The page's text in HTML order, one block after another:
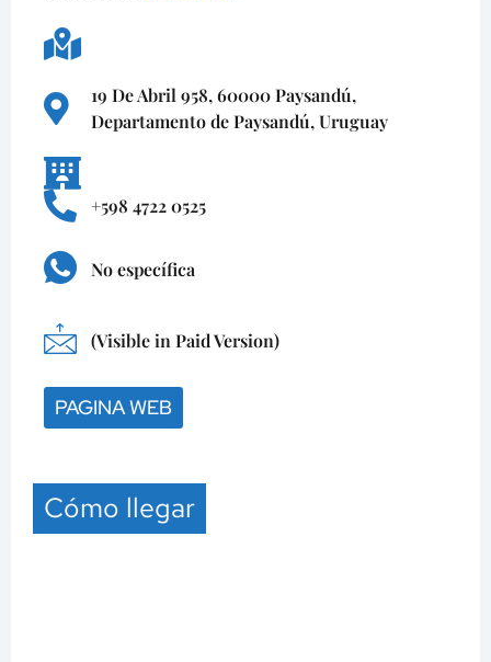
19 De Abril 958, 60000 Paysandú,
Departamento de Paysandú, Uruguay
+598 4722 0525
No específica
(Visible in Paid Version)
PAGINA WEB
Cómo llegar